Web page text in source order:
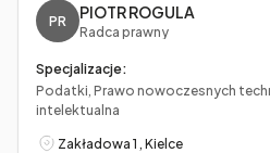
PR PIOTR ROGULA
Radca prawny
Specjalizacje:
Podatki, Prawo nowoczesnych
intelektualna
Zakładowa 1 , Kielce